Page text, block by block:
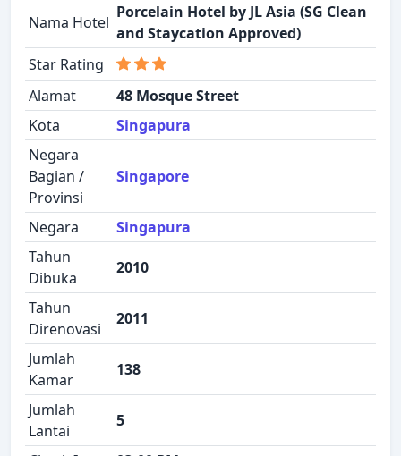
Nama Hotel
Porcelain Hotel by JL Asia (SG Clean
and Staycation Approved)
Star Rating
Alamat
48 Mosque Street
Kota
Singapura
Negara
Bagian /
Provinsi
Singapore
Negara
Singapura
Tahun
Dibuka
2010
Tahun
Direnovasi
2011
Jumlah
Kamar
138
Jumlah
Lantai
5